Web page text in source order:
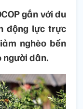
gắn với du
động lực trực
nghèo bền
người dân.